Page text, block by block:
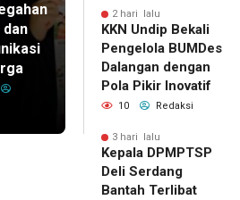
dan
2 hari lalu
KKN Undip Bekali
Pengelola BUMDes
Dalangan dengan
Pola Pikir Inovatif
10 Redaksi
3 hari lalu
Kepala DPMPTSP
Deli Serdang
Bantah Terlibat